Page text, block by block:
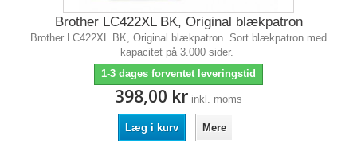
Brother LC422XL BK, Original blækpatron
Brother LC422XL BK, Original blækpatron. Sort blækpatron med
kapacitet på 3.000 sider.
1-3 dages forventet leveringstid
398,00 kr inkl. moms
Læg i kurv Mere